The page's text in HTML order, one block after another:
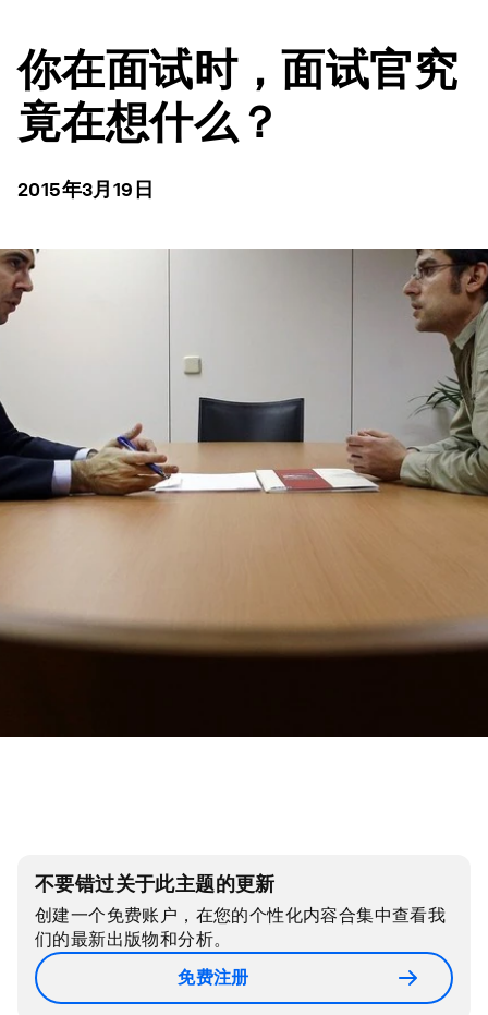
你在面试时，面试官究
竟在想什么？
2015年3月19日
不要错过关于此主题的更新
创建一个免费账户，在您的个性化内容合集中查看我
们的最新出版物和分析。
免费注册